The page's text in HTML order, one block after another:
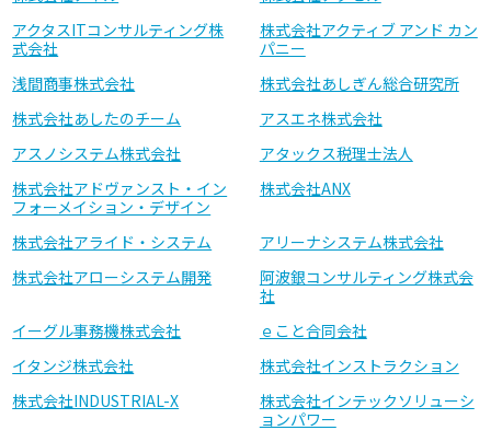
アクタスITコンサルティング株
式会社
株式会社アクティブ アンド カン
パニー
浅間商事株式会社
株式会社あしぎん総合研究所
株式会社あしたのチーム
アスエネ株式会社
アスノシステム株式会社
アタックス税理士法人
株式会社アドヴァンスト・イン
フォーメイション・デザイン
株式会社ANX
株式会社アライド・システム
アリーナシステム株式会社
株式会社アローシステム開発
阿波銀コンサルティング株式会
社
イーグル事務機株式会社
ｅこと合同会社
イタンジ株式会社
株式会社インストラクション
株式会社INDUSTRIAL-X
株式会社インテックソリューシ
ョンパワー